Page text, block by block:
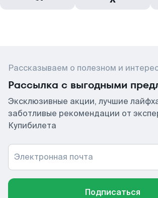
Рассказываем о полезном и
Рассылка с выгодными
Эксклюзивные акции, лучшие
заботливые рекомендации от
Купибилета
Электронная почта
Подписаться